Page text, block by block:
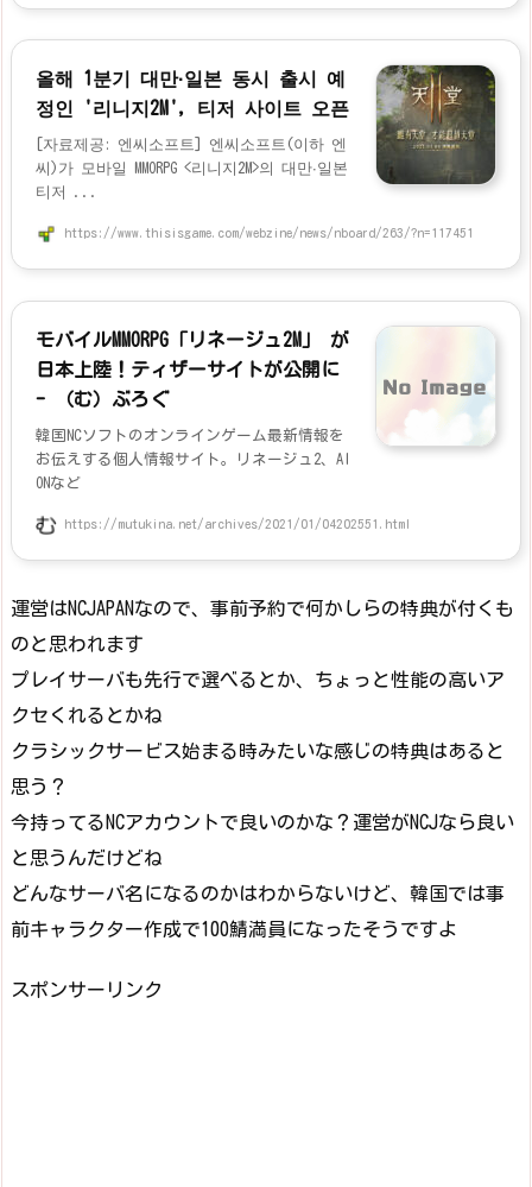
올해 1분기 대만·일본 동시 출시 예
정인 '리니지2M', 티저 사이트 오픈
[자료제공: 엔씨소프트] 엔씨소프트(이하 엔
씨)가 모바일 MMORPG <리니지2M>의 대만∙일본
티저 ...
https://www.thisisgame.com/webzine/news/nboard/263/?n=117451
モバイルMMORPG「リネージュ2M」 が
日本上陸！ティザーサイトが公開に
- （む）ぶろぐ
韓国NCソフトのオンラインゲーム最新情報を
お伝えする個人情報サイト。リネージュ2、AI
ONなど
https://mutukina.net/archives/2021/01/04202551.html
運営はNCJAPANなので、事前予約で何かしらの特典が付くも
のと思われます
プレイサーバも先行で選べるとか、ちょっと性能の高いア
クセくれるとかね
クラシックサービス始まる時みたいな感じの特典はあると
思う？
今持ってるNCアカウントで良いのかな？運営がNCJなら良い
と思うんだけどね
どんなサーバ名になるのかはわからないけど、韓国では事
前キャラクター作成で100鯖満員になったそうですよ
スポンサーリンク